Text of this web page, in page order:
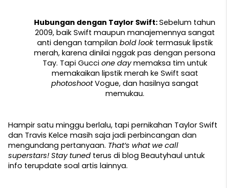
Hubungan dengan Taylor Swift: Sebelum tahun
2009, baik Swift maupun manajemennya sangat
anti dengan tampilan bold look termasuk lipstik
merah, karena dinilai nggak pas dengan persona
Tay. Tapi Gucci one day memaksa tim untuk
photoshoot Vogue, dan hasilnya sangat
memukau.
Hampir satu minggu berlalu, tapi pernikahan Taylor Swift
dan Travis Kelce masih saja jadi perbincangan dan
mengundang pertanyaan. That’s what we call
superstars! Stay tuned terus di blog Beautyhaul untuk
info terupdate soal artis lainnya.